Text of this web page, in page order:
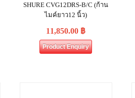
SHURE CVG12DRS‐B/C (ก้าน
ไมค์ยาว12 นิ้ว)
11,850.00 ฿
Product Enquiry